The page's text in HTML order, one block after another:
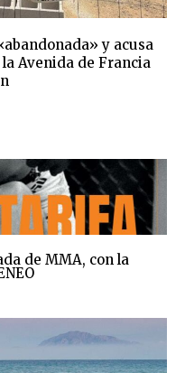
y acusa
Avenida de Francia
de MMA, con la